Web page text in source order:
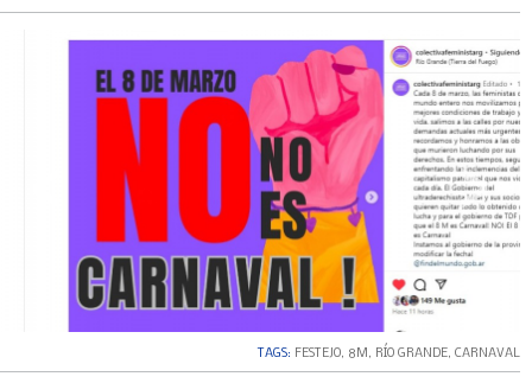
›
TAGS: FESTEJO, 8M , RÍO GRANDE, CARNAVAL